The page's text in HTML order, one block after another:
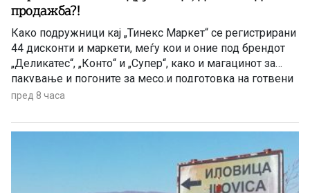
продажба?!
Како подружници кај „Тинекс Маркет“ се регистрирани
44 дисконти и маркети, меѓу кои и оние под брендот
„Деликатес“, „Конто“ и „Супер“, како и магацинот за
пакување и погоните за месо.и подготовка на готвени
јадења. Префрлен е и центарот за логистика, односно
пред 8 часа